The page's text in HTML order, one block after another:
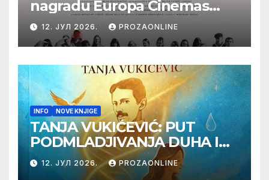
nagradu Europa Cinemas
Label na Filmskom festivalu
u Karlovim Varima
12. ЈУЛ 2026. PROZAONLINE
INFO NOVE KNJIGE
TANJA VUKIĆEVIĆ: PUT
PODMLADJIVANJA DUHA I
TELA SA TESLOM
12. ЈУЛ 2026. PROZAONLINE